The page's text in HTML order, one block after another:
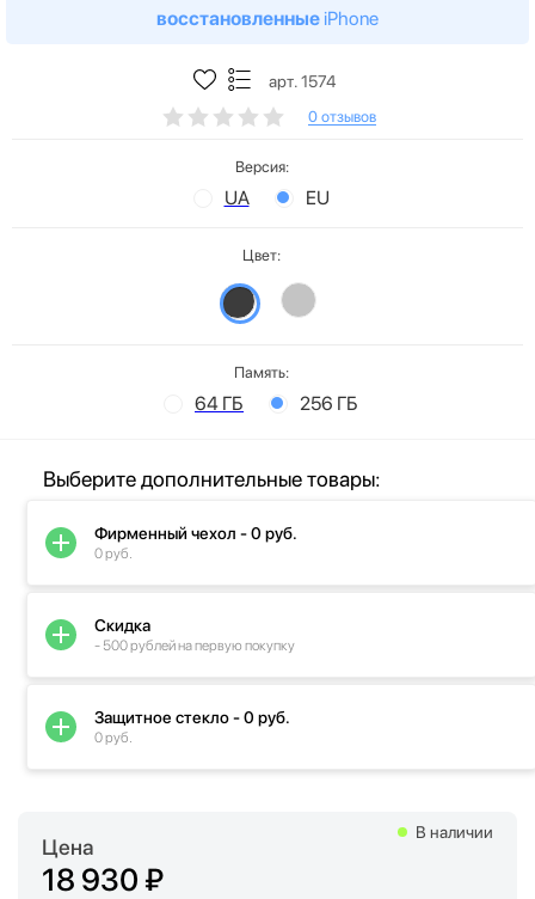
восстановленные iPhone
арт. 1574
0 отзывов
Версия:
UA EU
Цвет:
Память:
64 ГБ 256 ГБ
Цена
18 930 ₽
В наличии
Выберите дополнительные товары:
Фирменный чехол - 0 руб.
0 руб.
Скидка
- 500 рублей на первую покупку
Защитное стекло - 0 руб.
0 руб.